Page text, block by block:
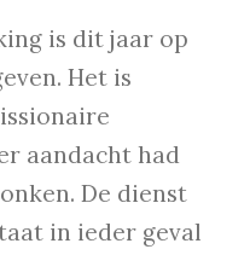
is dit jaar op
Het is
aandacht had
De dienst
in ieder geval